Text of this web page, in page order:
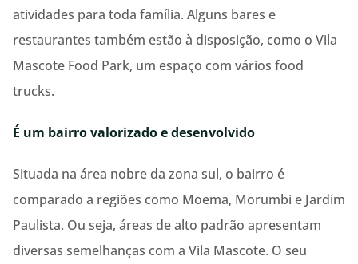
atividades para toda família. Alguns bares e
restaurantes também estão à disposição, como o Vila
Mascote Food Park, um espaço com vários food
trucks.
É um bairro valorizado e desenvolvido
Situada na área nobre da zona sul, o bairro é
comparado a regiões como Moema, Morumbi e Jardim
Paulista. Ou seja, áreas de alto padrão apresentam
diversas semelhanças com a Vila Mascote. O seu